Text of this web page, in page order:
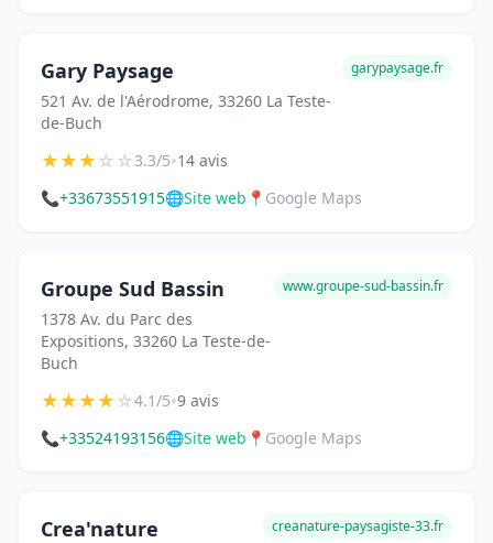
Gary Paysage
521 Av. de l'Aérodrome, 33260 La Teste-
de-Buch
garypaysage.fr
★★★☆☆3.3/5•14 avis
📞+33673551915🌐Site web 📍 Google Maps
Groupe Sud Bassin
1378 Av. du Parc des
Expositions, 33260 La Teste-de-
Buch
www.groupe-sud-bassin.fr
★★★★☆4.1/5•9 avis
📞+33524193156🌐Site web 📍 Google Maps
Crea'nature creanature-paysagiste-33.fr